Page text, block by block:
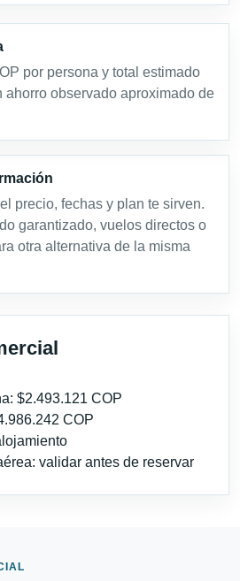
por persona y total estimado
ahorro observado aproximado de
precio, fechas y plan te sirven.
garantizado, vuelos directos o
otra alternativa de la misma
$2.493.121 COP
COP
validar antes de reservar